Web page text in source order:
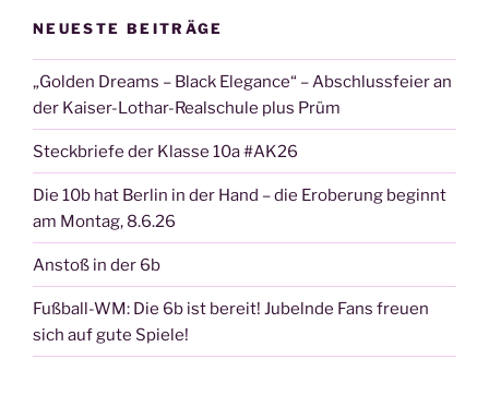
NEUESTE BEITRÄGE
„Golden Dreams – Black Elegance“ – Abschlussfeier an
der Kaiser-Lothar-Realschule plus Prüm
Steckbriefe der Klasse 10a #AK26
Die 10b hat Berlin in der Hand – die Eroberung beginnt
am Montag, 8.6.26
Anstoß in der 6b
Fußball-WM: Die 6b ist bereit! Jubelnde Fans freuen
sich auf gute Spiele!